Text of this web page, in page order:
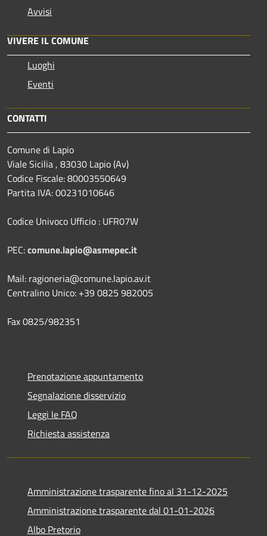
Avvisi
VIVERE IL COMUNE
Luoghi
Eventi
CONTATTI
Comune di Lapio
Viale Sicilia , 83030 Lapio (Av)
Codice Fiscale: 80003550649
Partita IVA: 00231010646
Codice Univoco Ufficio : UFR07W
PEC:comune.lapio@asmepec.it
Mail: ragioneria@comune.lapio.av.it
Centralino Unico: +39 0825 982005
Fax 0825/982351
Prenotazione appuntamento
Segnalazione disservizio
Leggi le FAQ
Richiesta assistenza
Amministrazione trasparente fino al 31-12-2025
Amministrazione trasparente dal 01-01-2026
Albo Pretorio